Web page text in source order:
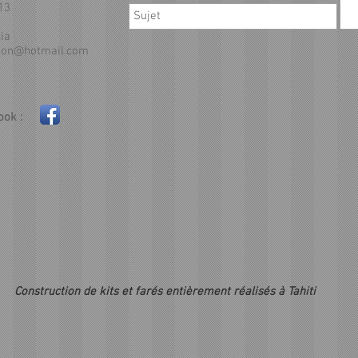
:
Construction de kits et farés entièrement réalisés à Tahiti